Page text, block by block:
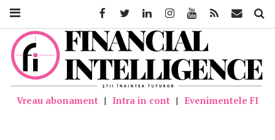
Vreau abonament | Intra in cont | Evenimentele FI
FacebookTwitter LinkedinInstagramYoutube Feed Mail